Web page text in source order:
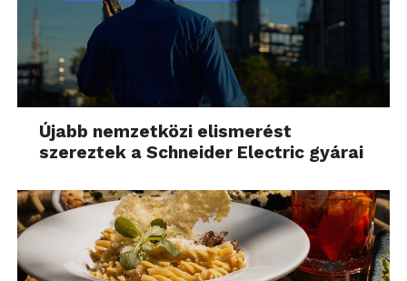
Újabb nemzetközi elismerést
szereztek a Schneider Electric gyárai